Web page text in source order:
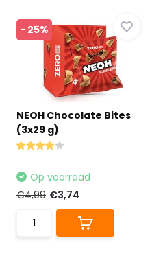
- 25%
NEOH Chocolate Bites
(3x29 g)
Op voorraad
€4,99 €3,74